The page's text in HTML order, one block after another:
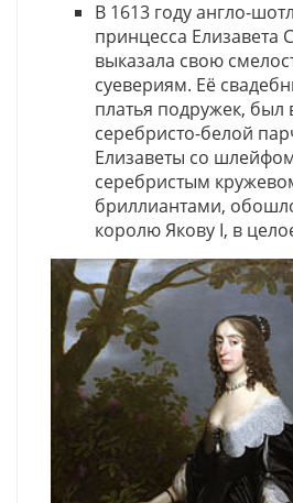
В 1613 году англо-
принцесса Елизавета
выказала свою
суевериям. Её
платья подружек, был
серебристо-белой
Елизаветы со
серебристым
бриллиантами,
королю Якову I, в